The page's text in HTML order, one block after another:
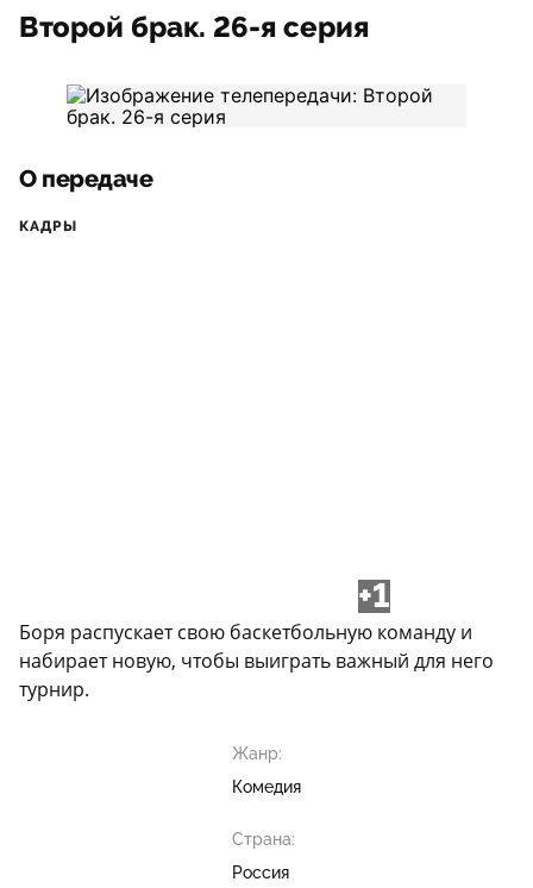
Второй брак. 26-я серия
О передаче
КАДРЫ
+1
Боря распускает свою баскетбольную команду и
набирает новую, чтобы выиграть важный для него
турнир.
Жанр:
Комедия
Страна:
Россия